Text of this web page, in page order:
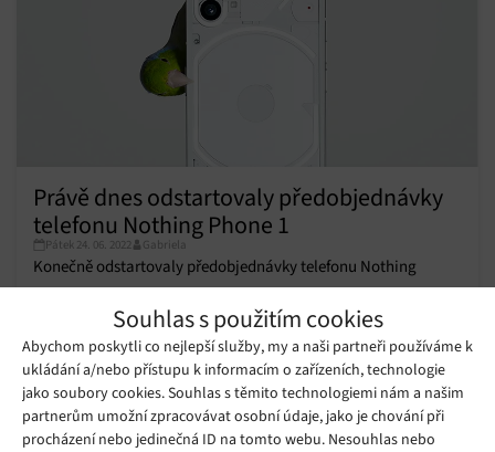
Souhlas s použitím cookies
Abychom poskytli co nejlepší služby, my a naši partneři používáme k
ukládání a/nebo přístupu k informacím o zařízeních, technologie
jako soubory cookies. Souhlas s těmito technologiemi nám a našim
partnerům umožní zpracovávat osobní údaje, jako je chování při
procházení nebo jedinečná ID na tomto webu. Nesouhlas nebo
Právě dnes odstartovaly předobjednávky
telefonu Nothing Phone 1
Pátek 24. 06. 2022 Gabriela
Konečně odstartovaly předobjednávky telefonu Nothing
klubu. Společnost Nothing zahájila předobjednávky svého
prvního smartphonu pomocí tzv. systému zvacích kódů.
Telefonu Nothing Phone 1 se
dočkáme, v USA budou mít smůlu
Čtvrtek 23. 06. 2022 Samuel